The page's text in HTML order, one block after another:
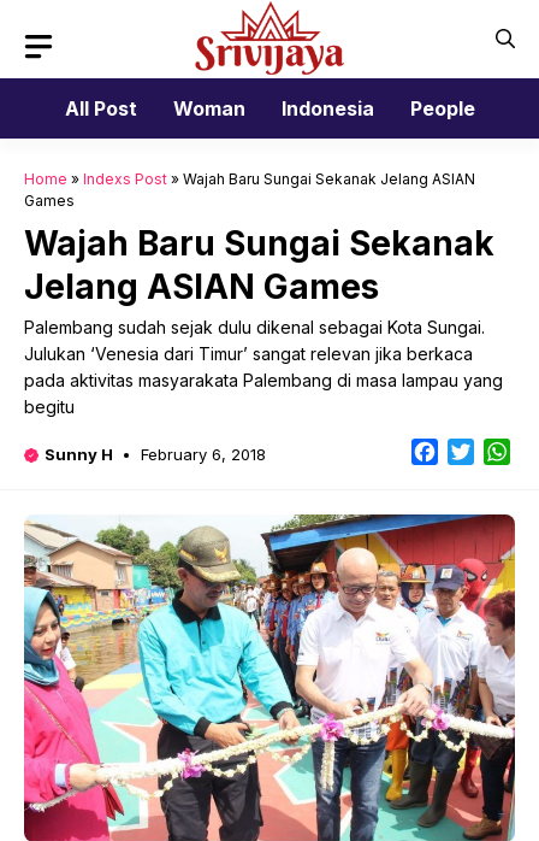
content
All Post
Woman Indonesia People
Home » Indexs Post » Wajah Baru Sungai Sekanak Jelang ASIAN
Games
Wajah Baru Sungai Sekanak
Jelang ASIAN Games
Palembang sudah sejak dulu dikenal sebagai Kota Sungai.
Julukan ‘Venesia dari Timur’ sangat relevan jika berkaca
pada aktivitas masyarakata Palembang di masa lampau yang
begitu
Sunny H February 6, 2018 Facebook
Twitter